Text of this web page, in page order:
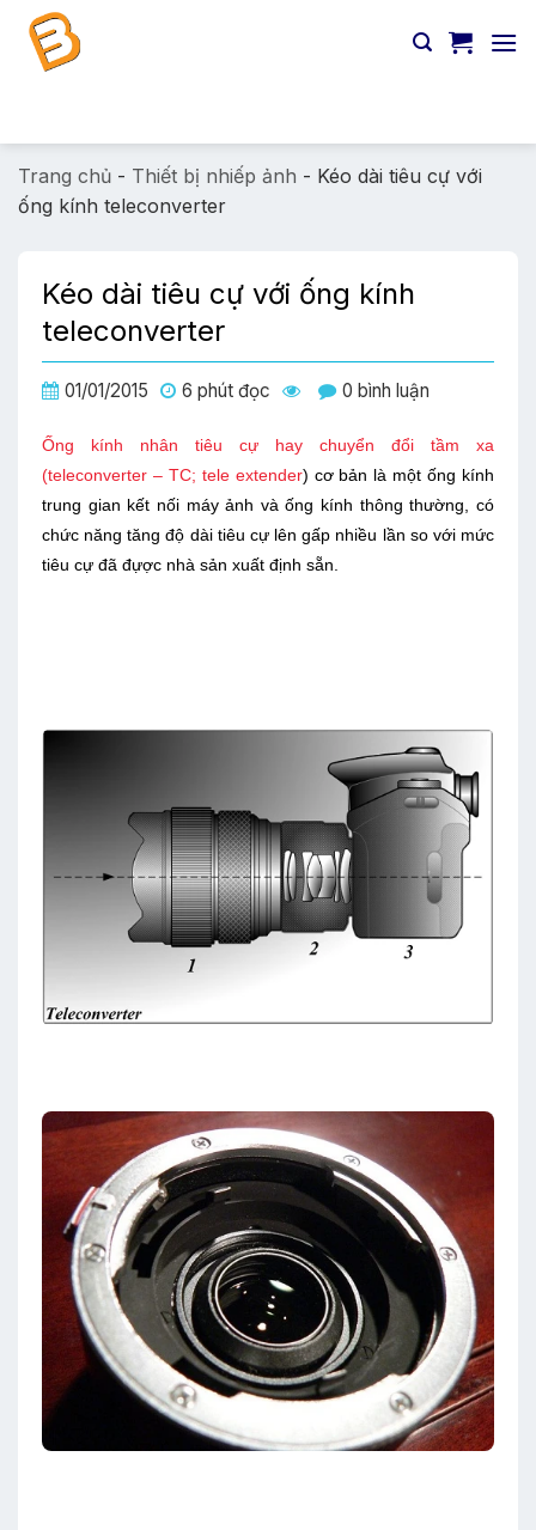
Chuyển
đến
Trang chủ - Thiết bị nhiếp ảnh - Kéo dài tiêu cự với
ống kính teleconverter
Kéo dài tiêu cự với ống kính
teleconverter
01/01/2015 6 phút đọc 0 bình luận
Ống kính nhân tiêu cự hay chuyển đổi tầm xa
(teleconverter – TC; tele extender) cơ bản là một ống kính
trung gian kết nối máy ảnh và ống kính thông thường, có
chức năng tăng độ dài tiêu cự lên gấp nhiều lần so với mức
tiêu cự đã đựợc nhà sản xuất định sẵn.